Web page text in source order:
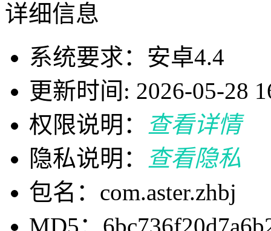
详细信息
系统要求：安卓4.4
更新时间: 2026-05-28
权限说明：
查看详情
隐私说明：
查看隐私
包名：com.aster.zhbj